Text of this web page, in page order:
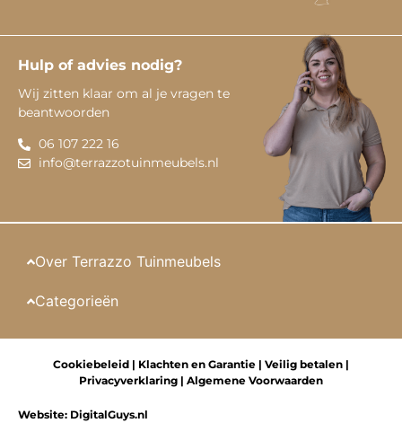
Hulp of advies nodig?
Wij zitten klaar om al je vragen te
beantwoorden
06 107 222 16
info@terrazzotuinmeubels.nl
Over Terrazzo Tuinmeubels
Categorieën
Website: DigitalGuys.nl
Cookiebeleid | Klachten en Garantie | Veilig betalen |
Privacyverklaring | Algemene Voorwaarden